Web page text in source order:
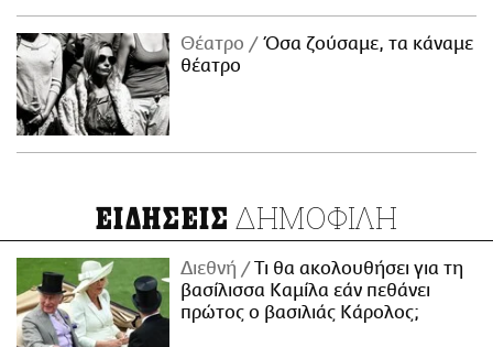
Θέατρο
Όσα ζούσαμε, τα κάναμε
θέατρο
ΕΙΔΗΣΕΙΣ ΔΗΜΟΦΙΛΗ
Διεθνή
Τι θα ακολουθήσει για τη
βασίλισσα Καμίλα εάν πεθάνει
πρώτος ο βασιλιάς Κάρολος;